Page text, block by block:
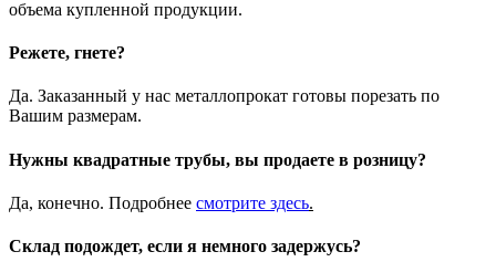
объема купленной продукции.
Режете, гнете?
Да. Заказанный у нас металлопрокат готовы порезать по
Вашим размерам.
Нужны квадратные трубы, вы продаете в розницу?
Да, конечно. Подробнее смотрите здесь.
Склад подождет, если я немного задержусь?